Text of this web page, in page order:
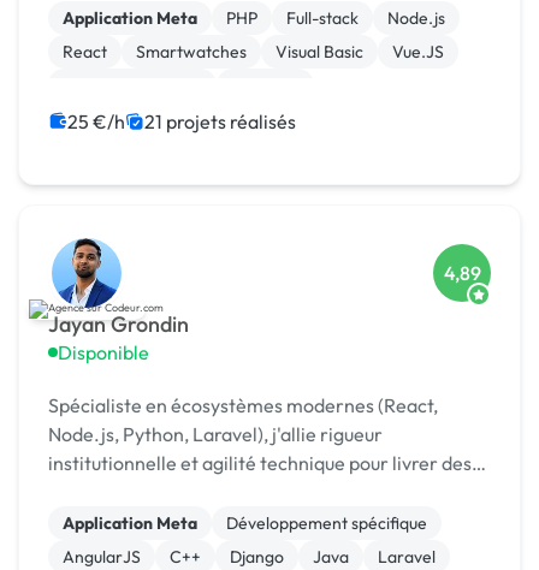
Application Meta PHP Full-stack
Node.js
React
Smartwatches Visual Basic
Vue.JS
25 €/h 21 projets réalisés
Jayan Grondin
Disponible
4,89
Spécialiste en écosystèmes modernes (React,
Node.js, Python, Laravel), j'allie rigueur
institutionnelle et agilité technique pour livrer des
Application Meta
Développement spécifique
AngularJS
C++ Django Java
Laravel